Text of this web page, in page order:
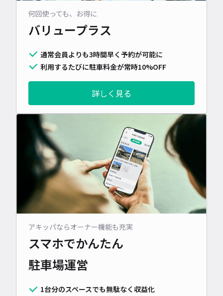
何回使っても、お得に
バリュープラス
通常会員よりも3時間早く予約が可能に
利用するたびに駐車料金が常時10%OFF
詳しく見る
アキッパならオーナー機能も充実
スマホでかんたん
駐車場運営
1台分のスペースでも無駄なく収益化